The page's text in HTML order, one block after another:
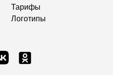
Тарифы
Логотипы